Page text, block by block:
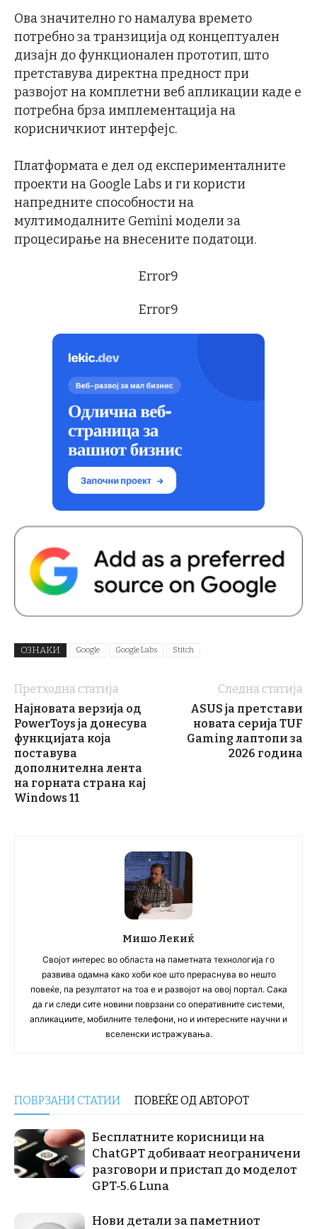
Ова значително го намалува времето
потребно за транзиција од концептуален
дизајн до функционален прототип, што
претставува директна предност при
развојот на комплетни веб апликации каде е
потребна брза имплементација на
корисничкиот интерфејс.
Платформата е дел од експерименталните
проекти на Google Labs и ги користи
напредните способности на
мултимодалните Gemini модели за
процесирање на внесените податоци.
Error9
Error9
ОЗНАКИ Google Google Labs Stitch
Претходна статија
Најновата верзија од
PowerToys ја донесува
функцијата која
поставува
дополнителна лента
на горната страна кај
Windows 11
Следна статија
ASUS ја претстави
новата серија TUF
Gaming лаптопи за
2026 година
Мишо Лекиќ
Својот интерес во областа на паметната технологија го
развива одамна како хоби кое што прераснува во нешто
повеќе, па резултатот на тоа е и развојот на овој портал. Сака
да ги следи сите новини поврзани со оперативните системи,
апликациите, мобилните телефони, но и интересните научни и
вселенски истражувања.
ПОВРЗАНИ СТАТИИ ПОВЕЌЕ ОД АВТОРОТ
Бесплатните корисници на
ChatGPT добиваат неограничени
разговори и пристап до моделот
GPT-5.6 Luna
Нови детали за паметниот